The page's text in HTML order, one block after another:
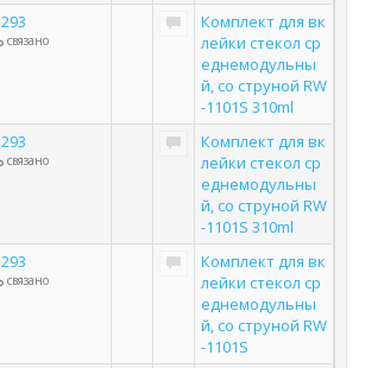
связано
Комплект для вк
лейки стекол ср
еднемодульны
й, со струной RW
-1101S 310ml
связано
Комплект для вк
лейки стекол ср
еднемодульны
й, со струной RW
-1101S 310ml
связано
Комплект для вк
лейки стекол ср
еднемодульны
й, со струной RW
-1101S